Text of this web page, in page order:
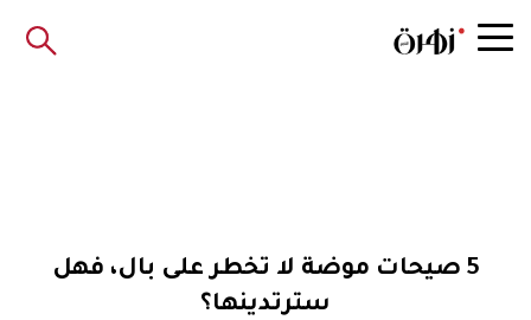
5 صيحات موضة لا تخطر على بال، فهل
سترتدينها؟